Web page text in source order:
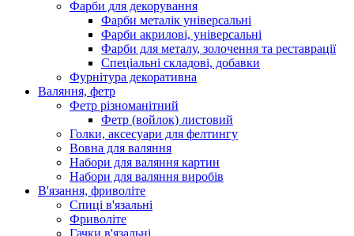
Фарби для декорування
Фарби металік універсальні
Фарби акрилові, універсальні
Фарби для металу, золочення та реставрації
Спеціальні складові, добавки
Фурнітура декоративна
Валяння, фетр
Фетр різноманітний
Фетр (войлок) листовий
Голки, аксесуари для фелтингу
Вовна для валяння
Набори для валяння картин
Набори для валяння виробів
В'язання, фриволіте
Спиці в'язальні
Фриволіте
Гачки в'язальні